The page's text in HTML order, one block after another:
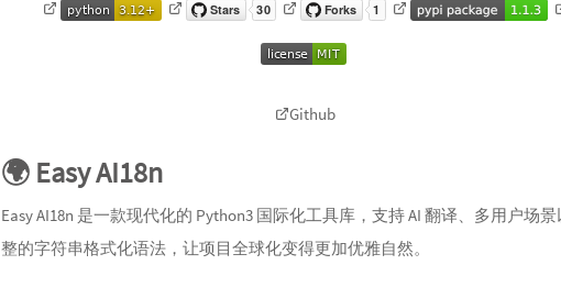
Github
🌍 Easy AI18n
Easy AI18n 是一款现代化的 Python3 国际化工具库，支持 AI 翻译、多用户场
整的字符串格式化语法，让项目全球化变得更加优雅自然。